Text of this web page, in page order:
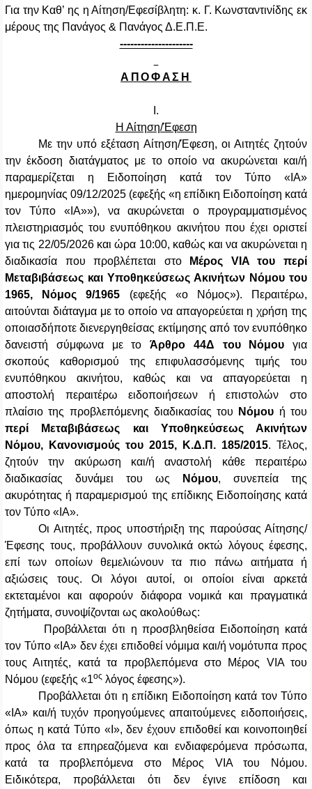
Για την Καθ’ ης η Αίτηση/Εφεσίβλητη: κ. Γ. Κωνσταντινίδης εκ
μέρους της Πανάγος & Πανάγος Δ.Ε.Π.Ε.
---------------------
ΑΠΟΦΑΣΗ
Ι.
Η Αίτηση/Έφεση
Με την υπό εξέταση Αίτηση/Έφεση, οι Αιτητές ζητούν
την έκδοση διατάγματος με το οποίο να ακυρώνεται και/ή
παραμερίζεται η Ειδοποίηση κατά τον Τύπο «ΙΑ»
ημερομηνίας 09/12/2025 (εφεξής «η επίδικη Ειδοποίηση κατά
τον Τύπο «ΙΑ»»), να ακυρώνεται ο προγραμματισμένος
πλειστηριασμός του ενυπόθηκου ακινήτου που έχει οριστεί
για τις 22/05/2026 και ώρα 10:00, καθώς και να ακυρώνεται η
διαδικασία που προβλέπεται στο
Μέρος VIA του περί
Μεταβιβάσεως και Υποθηκεύσεως Ακινήτων Νόμου του
1965, Νόμος 9/1965 (εφεξής «ο Νόμος»). Περαιτέρω,
αιτούνται διάταγμα με το οποίο να απαγορεύεται η χρήση της
οποιασδήποτε διενεργηθείσας εκτίμησης από τον ενυπόθηκο
δανειστή σύμφωνα με το Άρθρο 44Δ του Νόμου για
σκοπούς καθορισμού της επιφυλασσόμενης τιμής του
ενυπόθηκου ακινήτου, καθώς και να απαγορεύεται η
αποστολή περαιτέρω ειδοποιήσεων ή επιστολών στο
πλαίσιο της προβλεπόμενης διαδικασίας του
Νόμου ήτου
περί Μεταβιβάσεως και Υποθηκεύσεως Ακινήτων
Νόμου, Κανονισμούς του 2015, Κ.Δ.Π. 185/2015. Τέλος,
ζητούν την ακύρωση και/ή αναστολή κάθε περαιτέρω
διαδικασίας δυνάμει του ως
Νόμου, συνεπεία της
ακυρότητας ή παραμερισμού της επίδικης Ειδοποίησης κατά
τον Τύπο «ΙΑ».
Οι Αιτητές, προς υποστήριξη της παρούσας Αίτησης/
Έφεσης τους, προβάλλουν συνολικά οκτώ λόγους έφεσης,
επί των οποίων θεμελιώνουν τα πιο πάνω αιτήματα ή
αξιώσεις τους. Οι λόγοι αυτοί, οι οποίοι είναι αρκετά
εκτεταμένοι και αφορούν διάφορα νομικά και πραγματικά
ζητήματα, συνοψίζονται ως ακολούθως:
Προβάλλεται ότι η προσβληθείσα Ειδοποίηση κατά
τον Τύπο «ΙΑ» δεν έχει επιδοθεί νόμιμα και/ή νομότυπα προς
τους Αιτητές, κατά τα προβλεπόμενα στο Μέρος VIA του
Νόμου (εφεξής «1ος λόγος έφεσης»).
Προβάλλεται ότι η επίδικη Ειδοποίηση κατά τον Τύπο
«ΙΑ» και/ή τυχόν προηγούμενες απαιτούμενες ειδοποιήσεις,
όπως η κατά Τύπο «Ι», δεν έχουν επιδοθεί και κοινοποιηθεί
προς όλα τα επηρεαζόμενα και ενδιαφερόμενα πρόσωπα,
κατά τα προβλεπόμενα στο Μέρος VIA του Νόμου.
Ειδικότερα, προβάλλεται ότι δεν έγινε επίδοση και